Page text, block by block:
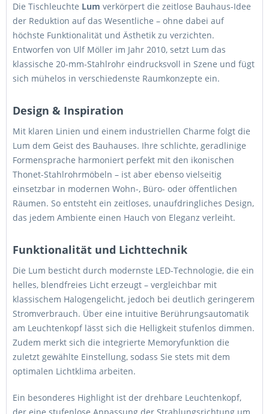
Die Tischleuchte Lum verkörpert die zeitlose Bauhaus-Idee
der Reduktion auf das Wesentliche – ohne dabei auf
höchste Funktionalität und Ästhetik zu verzichten.
Entworfen von Ulf Möller im Jahr 2010, setzt Lum das
klassische 20‑mm-Stahlrohr eindrucksvoll in Szene und fügt
sich mühelos in verschiedenste Raumkonzepte ein.
Design & Inspiration
Mit klaren Linien und einem industriellen Charme folgt die
Lum dem Geist des Bauhauses. Ihre schlichte, geradlinige
Formensprache harmoniert perfekt mit den ikonischen
Thonet-Stahlrohrmöbeln – ist aber ebenso vielseitig
einsetzbar in modernen Wohn-, Büro- oder öffentlichen
Räumen. So entsteht ein zeitloses, unaufdringliches Design,
das jedem Ambiente einen Hauch von Eleganz verleiht.
Funktionalität und Lichttechnik
Die Lum besticht durch modernste LED-Technologie, die ein
helles, blendfreies Licht erzeugt – vergleichbar mit
klassischem Halogengelicht, jedoch bei deutlich geringerem
Stromverbrauch. Über eine intuitive Berührungsautomatik
am Leuchtenkopf lässt sich die Helligkeit stufenlos dimmen.
Zudem merkt sich die integrierte Memoryfunktion die
zuletzt gewählte Einstellung, sodass Sie stets mit dem
optimalen Lichtklima arbeiten.
Ein besonderes Highlight ist der drehbare Leuchtenkopf,